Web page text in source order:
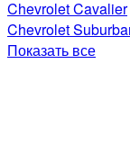
Chevrolet Cavalier
Chevrolet
Показать все